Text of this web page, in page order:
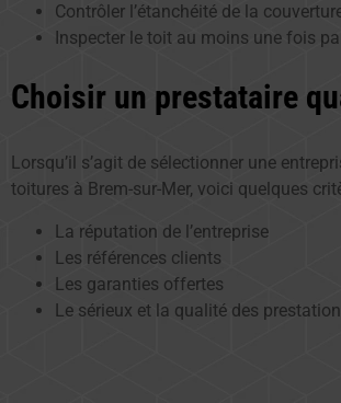
Contrôler l’étanchéité de la
Inspecter le toit au moins une fois
Choisir un prestataire
Lorsqu’il s’agit de sélectionner une
toitures à Brem-sur-Mer, voici quelques
La réputation de l’entreprise
Les références clients
Les garanties offertes
Le sérieux et la qualité des